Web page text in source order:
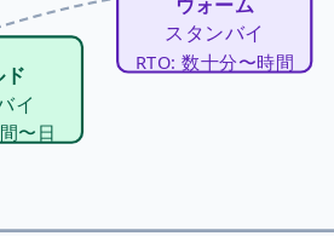
ド
イ
〜日
スタンバイ
RTO: 数十分〜時間